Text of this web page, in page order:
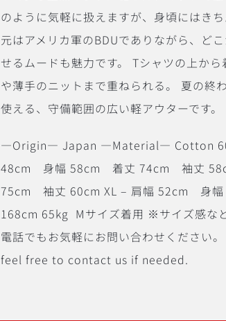
のように気軽に扱えますが、身頃にはき
元はアメリカ軍のBDUでありながら、ど
せるムードも魅力です。 Tシャツの上から
や薄手のニットまで重ねられる。 夏の終
使える、守備範囲の広い軽アウターです。
―Origin― Japan ―Material― Cotton
48cm 身幅 58cm 着丈 74cm 袖丈
75cm 袖丈 60cm XL – 肩幅 52cm 身
168cm 65kg Mサイズ着用 ※サイズ感な
電話でもお気軽にお問い合わせくださ
feel free to contact us if needed.